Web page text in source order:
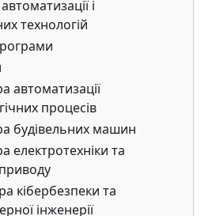
і
технологій
автоматизації
процесів
будівельних машин
електротехніки та
кібербезпеки та
інженерії